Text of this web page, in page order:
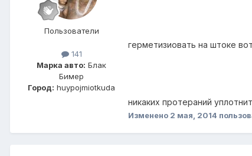
Пользователи
141
Марка авто: Блак
Бимер
Город: huypojmiotkuda
герметизиовать на штоке
никаких протераний
Изменено 2 мая, 2014